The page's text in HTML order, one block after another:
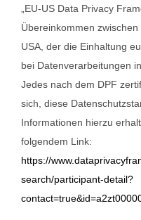
„EU-US Data Privacy
Übereinkommen
USA, der die Einhaltung
bei Datenverarbeitungen
Jedes nach dem DPF
sich, diese
Informationen hierzu
folgendem Link:
https://
search/participant-detail?